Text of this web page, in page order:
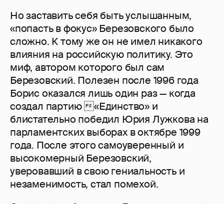
Но заставить себя быть услышанным,
«попасть в фокус» Березовского было
сложно. К тому же он не имел никакого
влияния на роcсийскую политику. Это
миф, автором которого был сам
Березовский. Полезен после 1996 года
Борис оказался лишь один раз — когда
создал партию «Единство» и
блистательно победил Юрия Лужкова на
парламентских выборах в октябре 1999
года. После этого самоуверенный и
высокомерный Березовский,
уверовавший в свою гениальность и
незаменимость, стал помехой.